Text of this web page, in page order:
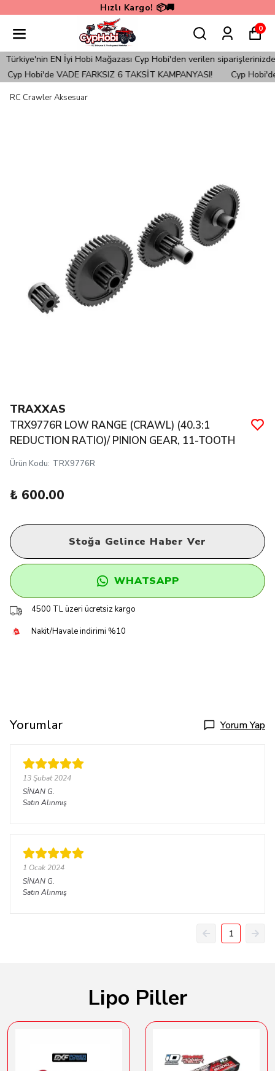
Hızlı Kargo! 📦🚚
0
EN İyi Hobi Mağazası Cyp Hobi'den verilen siparişlerinizde
Cyp Hobi'de VADE FARKSIZ 6 TAKSİT KAMPANYASI!
Cyp
RC Crawler Aksesuar
TRAXXAS
TRX9776R LOW RANGE (CRAWL) (40.3:1
REDUCTION RATIO)/ PINION GEAR, 11-TOOTH
Ürün Kodu: TRX9776R
₺ 600.00
Stoğa Gelince Haber Ver
WHATSAPP
4500 TL üzeri ücretsiz kargo
Nakit/Havale indirimi %10
Yorumlar Yorum Yap
13 Şubat 2024
SİNAN G.
Satın Alınmış
1 Ocak 2024
SİNAN G.
Satın Alınmış
1
Lipo Piller